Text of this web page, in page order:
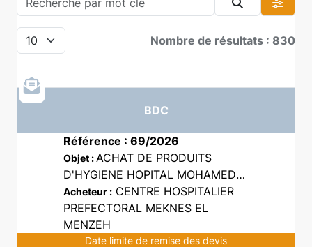
Nombre de résultats : 830
BDC
Référence : 69/2026
Objet :ACHAT DE PRODUITS
D'HYGIENE HOPITAL MOHAMED V
CHP MEKNES
Acheteur : CENTRE HOSPITALIER
PREFECTORAL MEKNES EL
MENZEH
Date limite de remise des devis